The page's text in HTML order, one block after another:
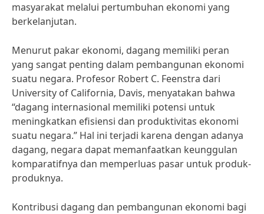
masyarakat melalui pertumbuhan ekonomi yang
berkelanjutan.
Menurut pakar ekonomi, dagang memiliki peran
yang sangat penting dalam pembangunan ekonomi
suatu negara. Profesor Robert C. Feenstra dari
University of California, Davis, menyatakan bahwa
“dagang internasional memiliki potensi untuk
meningkatkan efisiensi dan produktivitas ekonomi
suatu negara.” Hal ini terjadi karena dengan adanya
dagang, negara dapat memanfaatkan keunggulan
komparatifnya dan memperluas pasar untuk produk-
produknya.
Kontribusi dagang dan pembangunan ekonomi bagi